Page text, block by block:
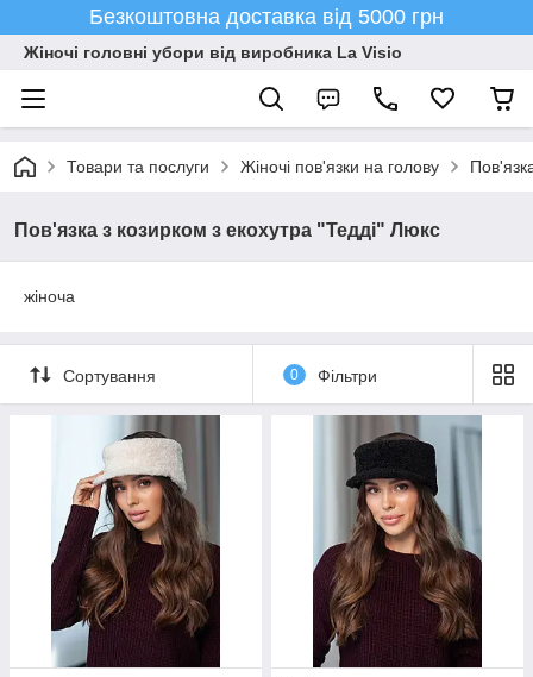
Безкоштовна доставка від 5000 грн
Жіночі головні убори від виробника La Visio
Товари та послуги Жіночі пов'язки на голову
Пов'язка з козирком з екохутра "Тедді" Люкс
жіноча
Сортування 0 Фільтри